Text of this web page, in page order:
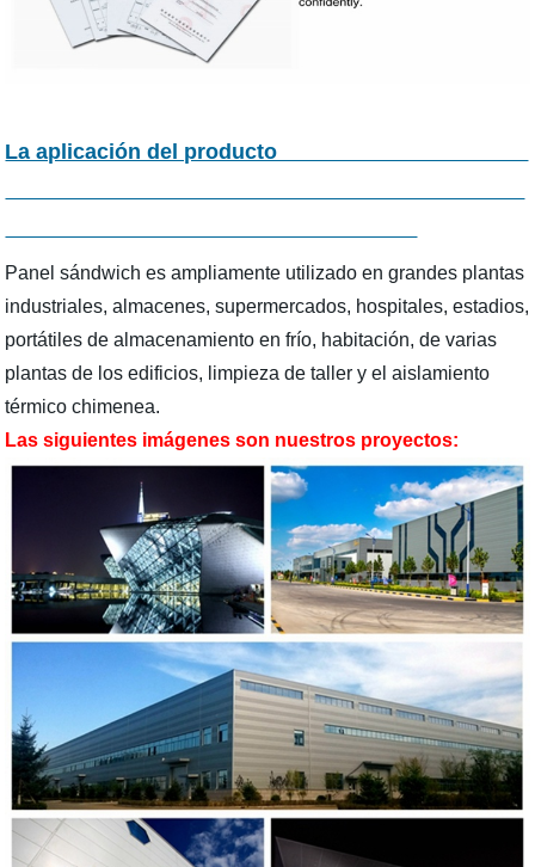
La aplicación del producto
Panel sándwich es ampliamente utilizado en grandes plantas
industriales, almacenes, supermercados, hospitales, estadios,
portátiles de almacenamiento en frío, habitación, de varias
plantas de los edificios, limpieza de taller y el aislamiento
térmico chimenea.
Las siguientes imágenes son nuestros proyectos: